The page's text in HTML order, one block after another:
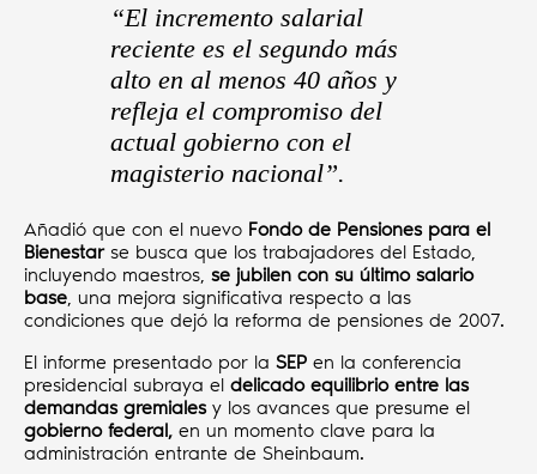
“El incremento salarial
reciente es el segundo más
alto en al menos 40 años y
refleja el compromiso del
actual gobierno con el
magisterio nacional”.
Añadió que con el nuevo Fondo de Pensiones para el
Bienestarse busca que los trabajadores del Estado,
incluyendo maestros, se jubilen con su último salario
base , una mejora significativa respecto a las
condiciones que dejó la reforma de pensiones de 2007.
El informe presentado por la SEP en la conferencia
presidencial subraya el delicado equilibrio entre las
demandas gremialesy los avances que presume el
gobierno federal, en un momento clave para la
administración entrante de Sheinbaum.